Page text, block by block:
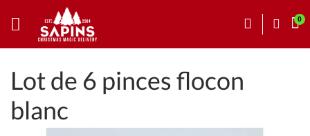
Lot de 6 pinces flocon
blanc